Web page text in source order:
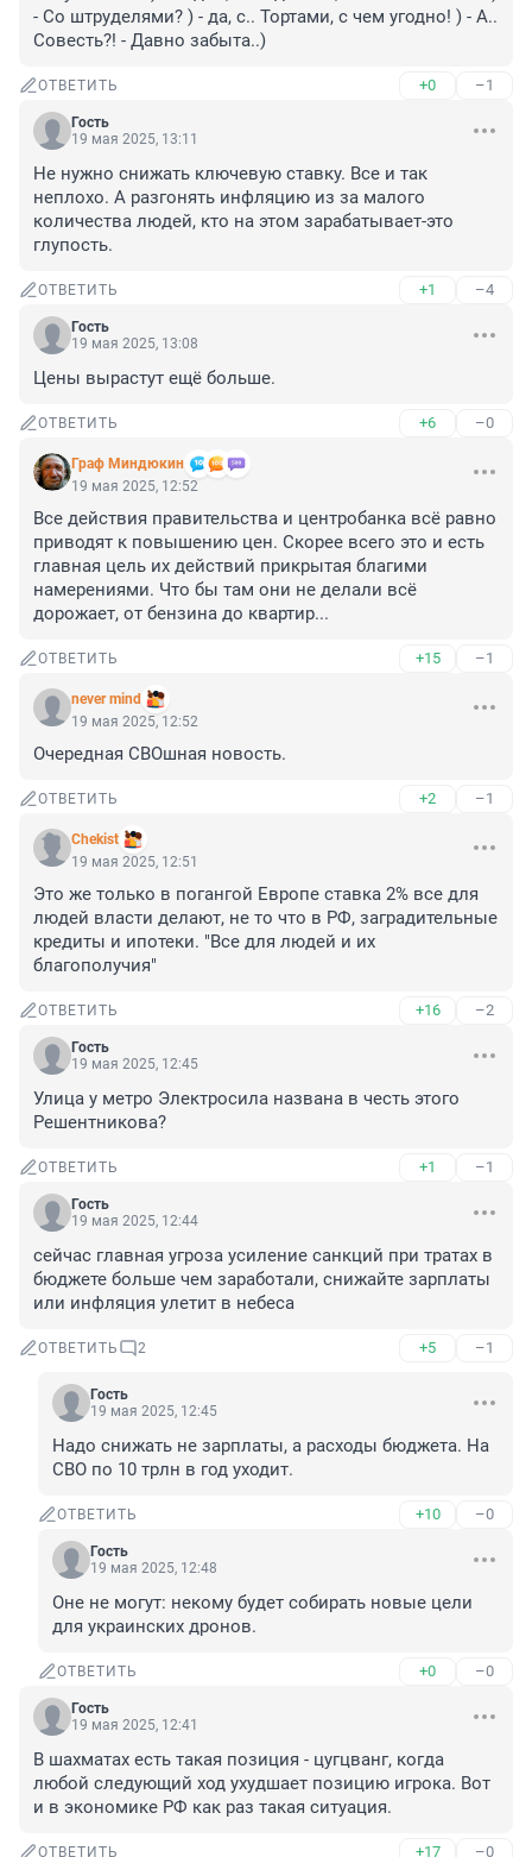
- Со штруделями? ) - да, с.. Тортами, с чем угодно! ) - А..
Совесть?! - Давно забыта..)
ОТВЕТИТЬ +0 –1
Гость
19 мая 2025, 13:11
Не нужно снижать ключевую ставку. Все и так
неплохо. А разгонять инфляцию из за малого
количества людей, кто на этом зарабатывает-это
глупость.
ОТВЕТИТЬ +1 –4
Гость
19 мая 2025, 13:08
Цены вырастут ещё больше.
ОТВЕТИТЬ +6 –0
Граф Миндюкин
19 мая 2025, 12:52
Все действия правительства и центробанка всё равно
приводят к повышению цен. Скорее всего это и есть
главная цель их действий прикрытая благими
намерениями. Что бы там они не делали всё
дорожает, от бензина до квартир...
ОТВЕТИТЬ +15 –1
never mind
19 мая 2025, 12:52
Очередная СВОшная новость.
ОТВЕТИТЬ +2 –1
Chekist
19 мая 2025, 12:51
Это же только в погангой Европе ставка 2% все для
людей власти делают, не то что в РФ, заградительные
кредиты и ипотеки. "Все для людей и их
благополучия"
ОТВЕТИТЬ +16 –2
Гость
19 мая 2025, 12:45
Улица у метро Электросила названа в честь этого
Решентникова?
ОТВЕТИТЬ +1 –1
Гость
19 мая 2025, 12:44
сейчас главная угроза усиление санкций при тратах в
бюджете больше чем заработали, снижайте зарплаты
или инфляция улетит в небеса
ОТВЕТИТЬ 2 +5 –1
Гость
19 мая 2025, 12:45
Надо снижать не зарплаты, а расходы бюджета. На
СВО по 10 трлн в год уходит.
ОТВЕТИТЬ +10 –0
Гость
19 мая 2025, 12:48
Оне не могут: некому будет собирать новые цели
для украинских дронов.
ОТВЕТИТЬ +0 –0
Гость
19 мая 2025, 12:41
В шахматах есть такая позиция - цугцванг, когда
любой следующий ход ухудшает позицию игрока. Вот
и в экономике РФ как раз такая ситуация.
ОТВЕТИТЬ +17 –0